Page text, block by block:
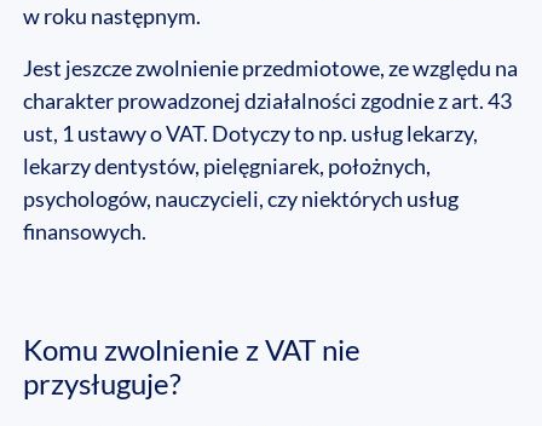
w roku następnym.
Jest jeszcze zwolnienie przedmiotowe, ze względu na
charakter prowadzonej działalności zgodnie z art. 43
ust, 1 ustawy o VAT. Dotyczy to np. usług lekarzy,
lekarzy dentystów, pielęgniarek, położnych,
psychologów, nauczycieli, czy niektórych usług
finansowych.
Komu zwolnienie z VAT nie
przysługuje?